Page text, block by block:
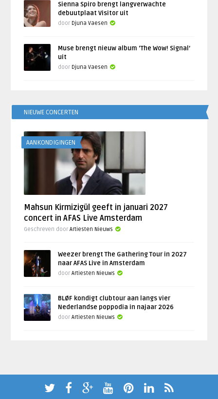
Sienna Spiro brengt langverwachte
debuutplaat Visitor uit
door Djuna Vaesen
Muse brengt nieuw album ‘The Wow! Signal’
uit
door Djuna Vaesen
NIEUWE CONCERTEN
AANKONDIGINGEN
Mahsun Kirmizigül geeft in januari 2027
concert in AFAS Live Amsterdam
Geschreven doorArtiesten Nieuws
Weezer brengt The Gathering Tour in 2027
naar AFAS Live in Amsterdam
doorArtiesten Nieuws
BLØF kondigt clubtour aan langs vier
Nederlandse poppodia in najaar 2026
doorArtiesten Nieuws